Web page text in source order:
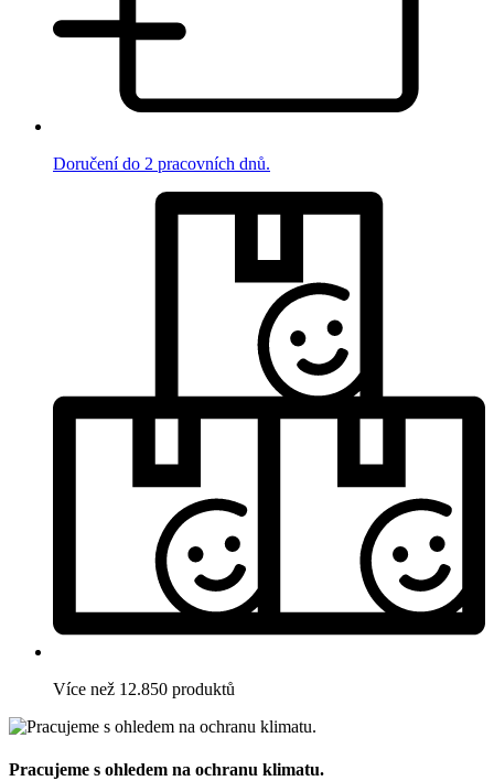
Doručení do 2 pracovních dnů.
Více než 12.850 produktů
Pracujeme s ohledem na ochranu klimatu.